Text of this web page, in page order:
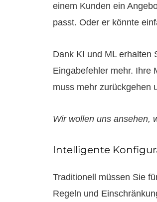
einem Kunden ein
passt. Oder er könnte
Dank KI und ML erhalten
Eingabefehler mehr. Ihre
muss mehr zurückgehen
Wir wollen uns ansehen,
Intelligente
Traditionell müssen Sie
Regeln und